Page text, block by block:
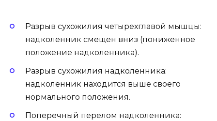
Разрыв сухожилия четырехглавой мышцы:
надколенник смещен вниз (пониженное
положение надколенника).
Разрыв сухожилия надколенника:
надколенник находится выше своего
нормального положения.
Поперечный перелом надколенника: